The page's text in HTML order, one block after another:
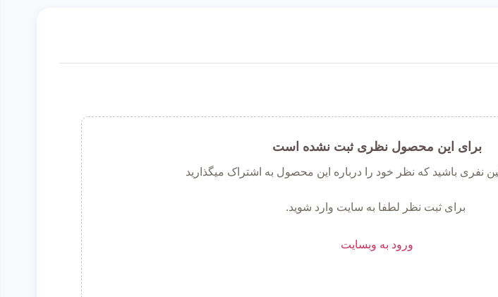
برای این محصول نظری ثبت نشده است
نفری باشید که نظر خود را درباره این محصول به اشتراک میگذارید
برای ثبت نظر لطفا به سایت وارد شوید.
ورود به وبسایت